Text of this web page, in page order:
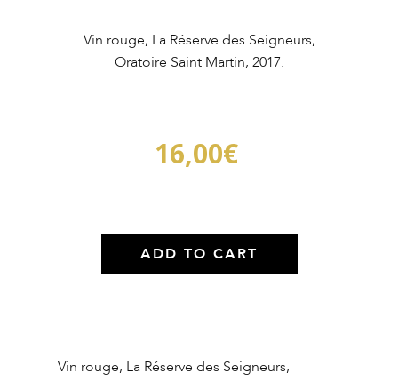
Vin rouge, La Réserve des Seigneurs,
Oratoire Saint Martin, 2017.
16,00€
ADD TO CART
Vin rouge, La Réserve des Seigneurs,